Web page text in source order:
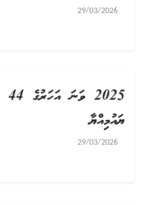
29/03/2026
ޔައުމިއްޔާ
29/03/2026